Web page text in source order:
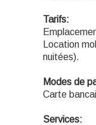
Tarifs:
Location
nuitées).
Modes de
Carte
Services: